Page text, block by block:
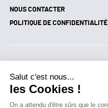
NOUS CONTACTER
POLITIQUE DE CONFIDENTIALITÉ